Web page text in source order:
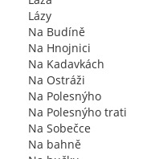
Lázy
Na Budíně
Na Hnojnici
Na Kadavkách
Na Ostráži
Na Polesnýho
Na Polesnýho trati
Na Sobečce
Na bahně